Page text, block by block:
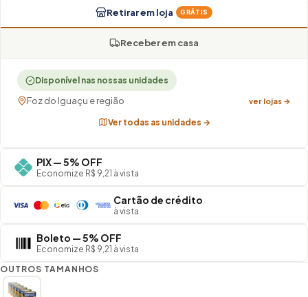
Retirar em loja GRÁTIS
Receber em casa
Disponível nas nossas unidades
Foz do Iguaçu e região ver lojas →
Ver todas as unidades →
PIX — 5% OFF
Economize R$ 9,21 à vista
Cartão de crédito
à vista
Boleto — 5% OFF
Economize R$ 9,21 à vista
OUTROS TAMANHOS